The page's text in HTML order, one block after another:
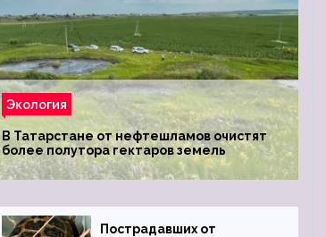
Экология
В Татарстане от нефтешламов очистят
более полутора гектаров земель
Пострадавших от